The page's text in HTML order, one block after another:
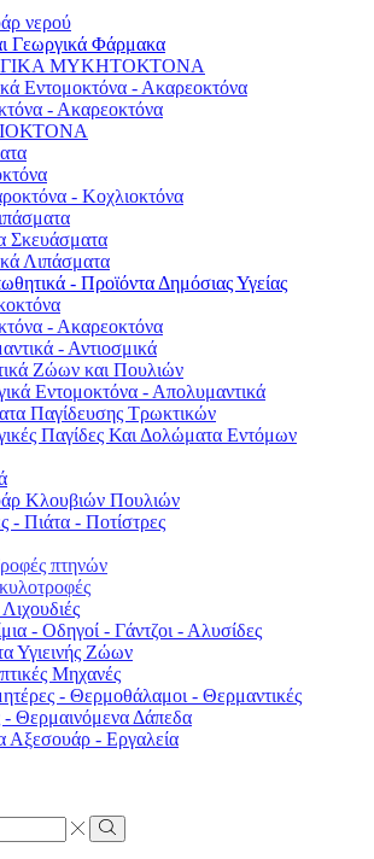
νερού
Γεωργικά Φάρμακα
ΜΥΚΗΤΟΚΤΟΝΑ
Εντομοκτόνα - Ακαρεοκτόνα
- Ακαρεοκτόνα
- Κοχλιοκτόνα
Σκευάσματα
Λιπάσματα
- Προϊόντα Δημόσιας Υγείας
- Ακαρεοκτόνα
- Αντιοσμικά
Ζώων και Πουλιών
Εντομοκτόνα - Απολυμαντικά
Παγίδευσης Τρωκτικών
Παγίδες Και Δολώματα Εντόμων
Κλουβιών Πουλιών
- Πιάτα - Ποτίστρες
πτηνών
- Οδηγοί - Γάντζοι - Αλυσίδες
Υγιεινής Ζώων
Μηχανές
- Θερμοθάλαμοι - Θερμαντικές
Θερμαινόμενα Δάπεδα
Αξεσουάρ - Εργαλεία
Search